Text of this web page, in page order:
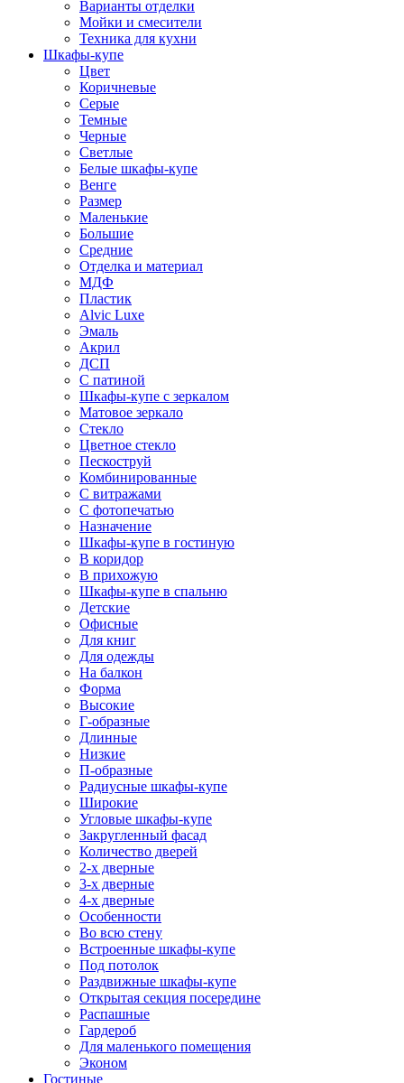
Варианты отделки
Мойки и смесители
Техника для кухни
Шкафы-купе
Цвет
Коричневые
Серые
Темные
Черные
Светлые
Белые шкафы-купе
Венге
Размер
Маленькие
Большие
Средние
Отделка и материал
МДФ
Пластик
Alvic Luxe
Эмаль
Акрил
ДСП
С патиной
Шкафы-купе с зеркалом
Матовое зеркало
Стекло
Цветное стекло
Пескоструй
Комбинированные
С витражами
С фотопечатью
Назначение
Шкафы-купе в гостиную
В коридор
В прихожую
Шкафы-купе в спальню
Детские
Офисные
Для книг
Для одежды
На балкон
Форма
Высокие
Г-образные
Длинные
Низкие
П-образные
Радиусные шкафы-купе
Широкие
Угловые шкафы-купе
Закругленный фасад
Количество дверей
2-х дверные
3-х дверные
4-х дверные
Особенности
Во всю стену
Встроенные шкафы-купе
Под потолок
Раздвижные шкафы-купе
Открытая секция посередине
Распашные
Гардероб
Для маленького помещения
Эконом
Гостиные